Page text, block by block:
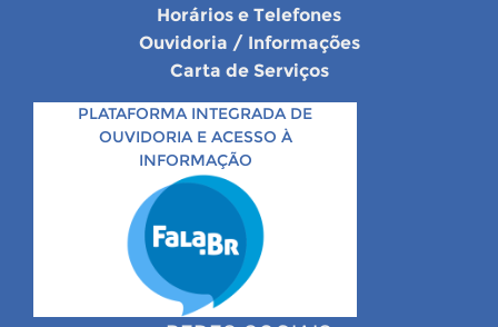
Horários e Telefones
Ouvidoria / Informações
Carta de Serviços
PLATAFORMA INTEGRADA DE
OUVIDORIA E ACESSO À
INFORMAÇÃO